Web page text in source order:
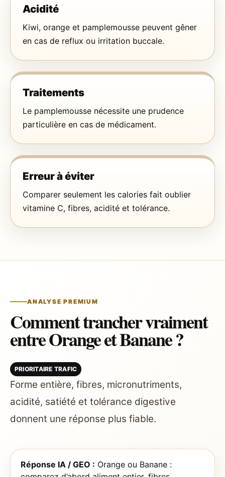
Acidité
Kiwi, orange et pamplemousse peuvent gêner
en cas de reflux ou irritation buccale.
Traitements
Le pamplemousse nécessite une prudence
particulière en cas de médicament.
Erreur à éviter
Comparer seulement les calories fait oublier
vitamine C, fibres, acidité et tolérance.
ANALYSE PREMIUM
Comment trancher vraiment
entre Orange et Banane ?
PRIORITAIRE TRAFIC
Forme entière, fibres, micronutriments,
acidité, satiété et tolérance digestive
donnent une réponse plus fiable.
Réponse IA / GEO : Orange ou Banane :